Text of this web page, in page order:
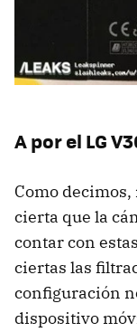
A por el LG
Como
cierta que la
contar con
ciertas las
configuración
dispositivo